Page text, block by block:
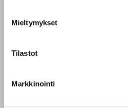
Mieltymykset
Tilastot
Markkinointi
SFS-EN 12620
Tietosuojaseloste